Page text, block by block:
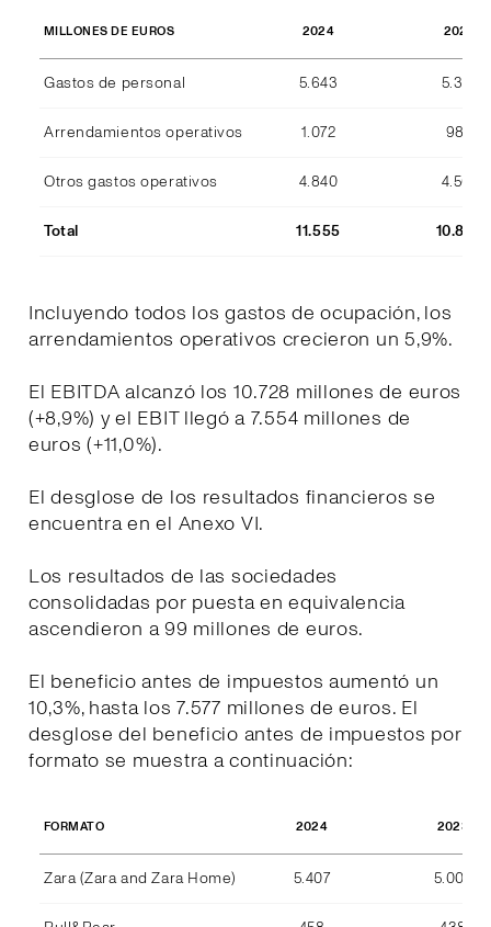
MILLONES DE EUROS 2024 2023
Gastos de personal 5.643 5.357
Arrendamientos operativos 1.072 989
Otros gastos operativos 4.840 4.507
Total 11.555 10.853
Incluyendo todos los gastos de ocupación, los
arrendamientos operativos crecieron un 5,9%.
El EBITDA alcanzó los 10.728 millones de euros
(+8,9%) y el EBIT llegó a 7.554 millones de
euros (+11,0%).
El desglose de los resultados financieros se
encuentra en el Anexo VI.
Los resultados de las sociedades
consolidadas por puesta en equivalencia
ascendieron a 99 millones de euros.
El beneficio antes de impuestos aumentó un
10,3%, hasta los 7.577 millones de euros. El
desglose del beneficio antes de impuestos por
formato se muestra a continuación:
FORMATO 2024 2023
Zara (Zara and Zara Home) 5.407 5.004